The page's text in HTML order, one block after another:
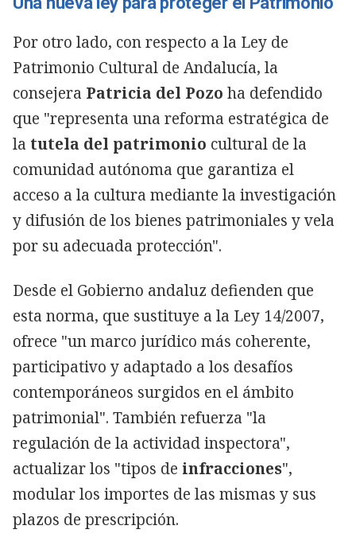
Por otro lado, con respecto a la Ley de
Patrimonio Cultural de Andalucía, la
consejera Patricia del Pozo ha defendido
que "representa una reforma estratégica de
la tutela del patrimonio cultural de la
comunidad autónoma que garantiza el
acceso a la cultura mediante la investigación
y difusión de los bienes patrimoniales y vela
por su adecuada protección".
Desde el Gobierno andaluz defienden que
esta norma, que sustituye a la Ley 14/2007,
ofrece "un marco jurídico más coherente,
participativo y adaptado a los desafíos
contemporáneos surgidos en el ámbito
patrimonial". También refuerza "la
regulación de la actividad inspectora",
actualizar los "tipos de infracciones",
modular los importes de las mismas y sus
plazos de prescripción.